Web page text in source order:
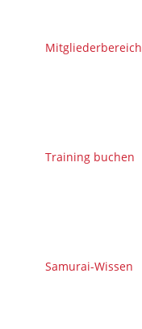
Mitgliederbereich
Training buchen
Samurai-Wissen